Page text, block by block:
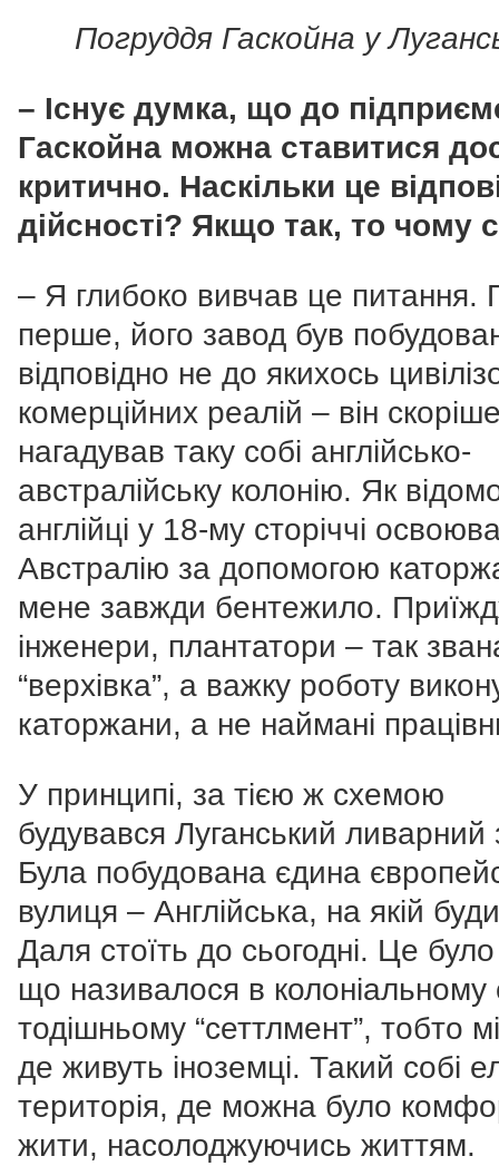
Погруддя Гаскойна у
– Існує думка, що до
Гаскойна можна ставитися
критично. Наскільки це
дійсності? Якщо так, то чому
– Я глибоко вивчав це питання.
перше, його завод був
відповідно не до якихось
комерційних реалій – він
нагадував таку собі англійсько-
австралійську колонію. Як
англійці у 18-му сторіччі
Австралію за допомогою
мене завжди бентежило.
інженери, плантатори – так
“верхівка”, а важку роботу
каторжани, а не наймані
У принципі, за тією ж схемою
будувався Луганський ливарний
Була побудована єдина
вулиця – Англійська, на якій
Даля стоїть до сьогодні. Це
що називалося в колоніальному
тодішньому “сеттлмент”, тобто
де живуть іноземці. Такий собі
територія, де можна було
жити, насолоджуючись життям.